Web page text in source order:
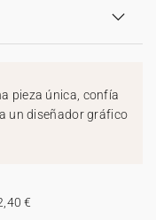
pieza única, confía
un diseñador gráfico
€